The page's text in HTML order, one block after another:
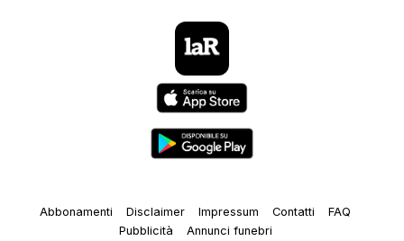
Abbonamenti Disclaimer Impressum Contatti
FAQ
Pubblicità
Annunci funebri